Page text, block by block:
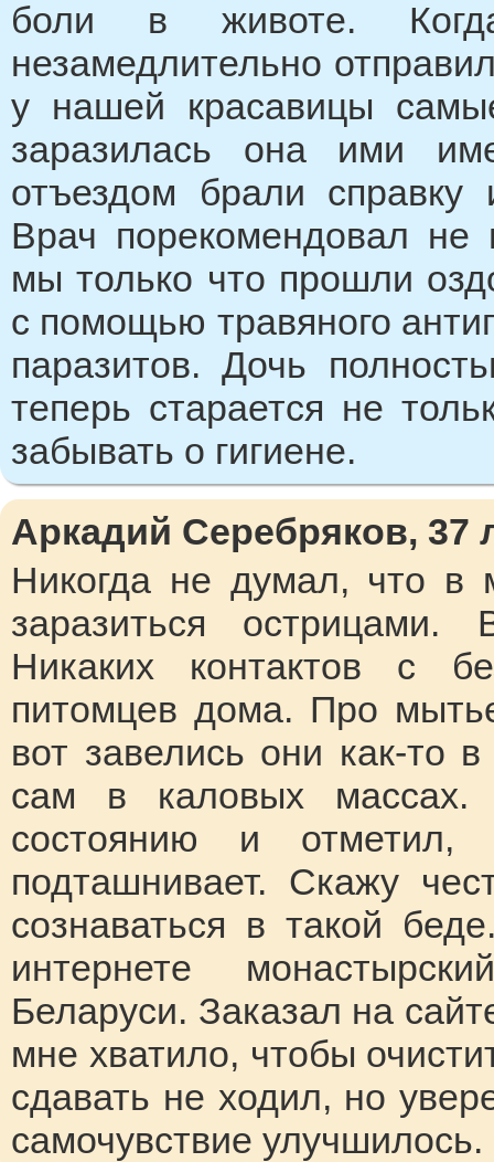
боли в животе.
незамедлительно
у нашей красавицы
заразилась она ими
отъездом брали
Врач порекомендовал не
мы только что прошли
с помощью травяного
паразитов. Дочь
теперь старается не
забывать о гигиене.
Аркадий Серебряков, 37
Никогда не думал, что в
заразиться острицами.
Никаких контактов с
питомцев дома. Про
вот завелись они как-то
сам в каловых массах.
состоянию и отметил,
подташнивает. Скажу
сознаваться в такой
интернете
Беларуси. Заказал на
мне хватило, чтобы
сдавать не ходил, но
самочувствие улучшилось.